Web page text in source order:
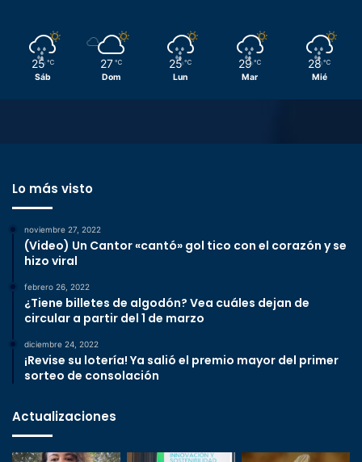
25 ℃
Sáb
27 ℃
Dom
25 ℃
Lun
29 ℃
Mar
28 ℃
Mié
Lo más visto
noviembre 27, 2022
(Video) Un Cantor «cantó» gol tico con el corazón y se
hizo viral
febrero 26, 2022
¿Tiene billetes de algodón? Vea cuáles dejan de
circular a partir del 1 de marzo
diciembre 24, 2022
¡Revise su lotería! Ya salió el premio mayor del primer
sorteo de consolación
Actualizaciones